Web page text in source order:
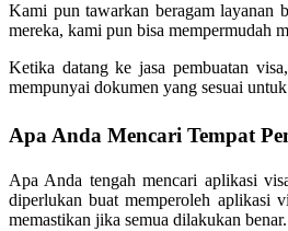
Kami pun tawarkan beragam layanan
mereka, kami pun bisa mempermudah
Ketika datang ke jasa pembuatan
mempunyai dokumen yang sesuai
Apa Anda Mencari Tempat
Apa Anda tengah mencari aplikasi
diperlukan buat memperoleh aplikasi
memastikan jika semua dilakukan benar.